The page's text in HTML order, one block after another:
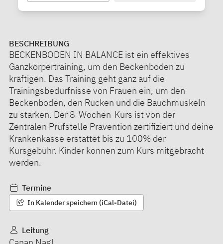
BESCHREIBUNG
BECKENBODEN IN BALANCE ist ein effektives
Ganzkörpertraining, um den Beckenboden zu
kräftigen. Das Training geht ganz auf die
Trainingsbedürfnisse von Frauen ein, um den
Beckenboden, den Rücken und die Bauchmuskeln
zu stärken. Der 8-Wochen-Kurs ist von der
Zentralen Prüfstelle Prävention zertifiziert und deine
Krankenkasse erstattet bis zu 100% der
Kursgebühr. Kinder können zum Kurs mitgebracht
werden.
Termine
In Kalender speichern (iCal-Datei)
Leitung